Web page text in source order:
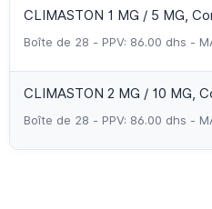
CLIMASTON 1 MG / 5 MG,
Boîte de 28 - PPV: 86.00 dhs -
CLIMASTON 2 MG / 10 MG,
Boîte de 28 - PPV: 86.00 dhs -